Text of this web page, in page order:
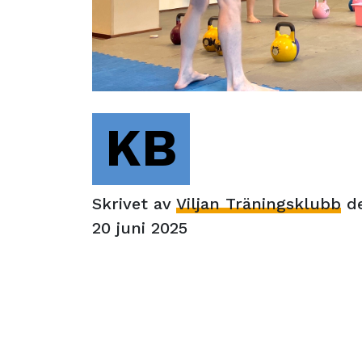
KB
Skrivet av Viljan Träningsklubb
20 juni 2025